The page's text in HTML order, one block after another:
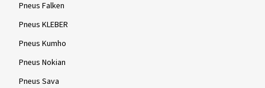
Pneus Falken
Pneus KLEBER
Pneus Kumho
Pneus Nokian
Pneus Sava